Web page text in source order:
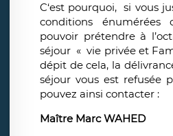
C‘est pourquoi, si vous
conditions énumérées
pouvoir prétendre à
séjour « vie privée et
dépit de cela, la
séjour vous est refusée
pouvez ainsi contacter :
Maître Marc WAHED